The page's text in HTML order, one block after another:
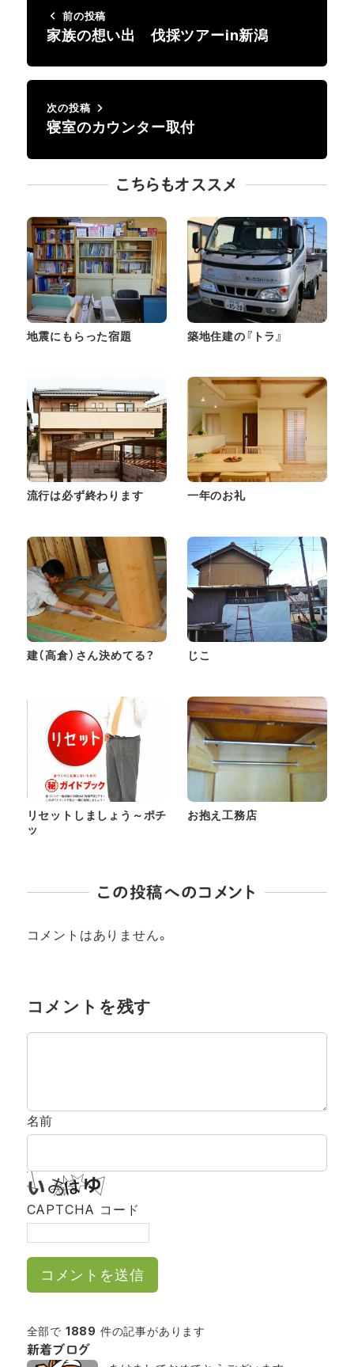
前の投稿
家族の想い出 伐採ツアーin新潟
次の投稿
寝室のカウンター取付
こちらもオススメ
地震にもらった宿題 築地住建の『トラ』
流行は必ず終わります 一年のお礼
建（高倉）さん決めてる？ じこ
リセットしましょう～ポチ
ッ
お抱え工務店
この投稿へのコメント
コメントはありません。
コメントを残す
名前
CAPTCHA コード
全部で 1889 件の記事があります
新着ブログ